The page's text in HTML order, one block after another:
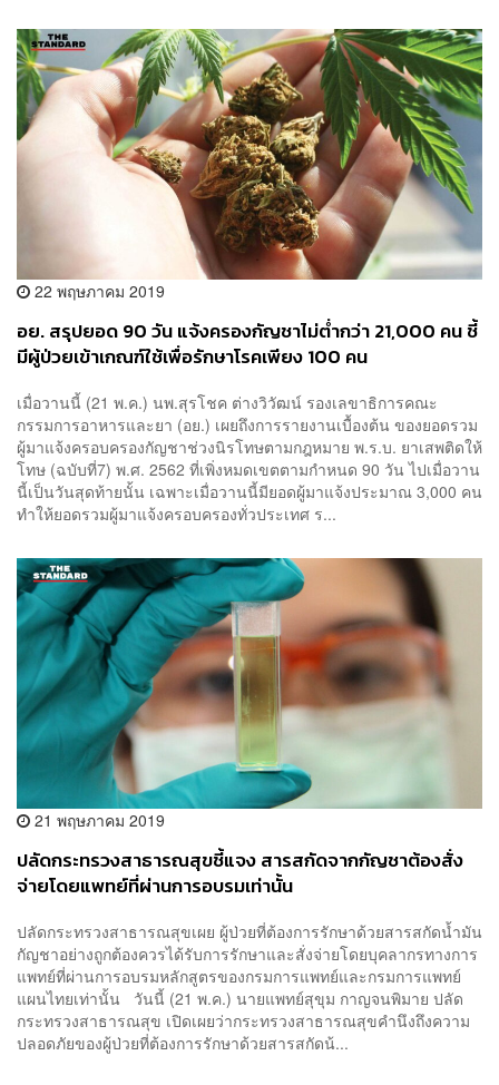
22 พฤษภาคม 2019
อย. สรุปยอด 90 วัน แจ้งครองกัญชาไม่ต่ำกว่า 21,000 คน ชี้
มีผู้ป่วยเข้าเกณฑ์ใช้เพื่อรักษาโรคเพียง 100 คน
เมื่อวานนี้ (21 พ.ค.) นพ.สุรโชค ต่างวิวัฒน์ รองเลขาธิการคณะ
กรรมการอาหารและยา (อย.) เผยถึงการรายงานเบื้องต้น ของยอดรวม
ผู้มาแจ้งครอบครองกัญชาช่วงนิรโทษตามกฎหมาย พ.ร.บ. ยาเสพติดให้
โทษ (ฉบับที่7) พ.ศ. 2562 ที่เพิ่งหมดเขตตามกำหนด 90 วัน ไปเมื่อวาน
นี้เป็นวันสุดท้ายนั้น เฉพาะเมื่อวานนี้มียอดผู้มาแจ้งประมาณ 3,000 คน
ทำให้ยอดรวมผู้มาแจ้งครอบครองทั่วประเทศ ร...
21 พฤษภาคม 2019
ปลัดกระทรวงสาธารณสุขชี้แจง สารสกัดจากกัญชาต้องสั่ง
จ่ายโดยแพทย์ที่ผ่านการอบรมเท่านั้น
ปลัดกระทรวงสาธารณสุขเผย ผู้ป่วยที่ต้องการรักษาด้วยสารสกัดน้ำมัน
กัญชาอย่างถูกต้องควรได้รับการรักษาและสั่งจ่ายโดยบุคลากรทางการ
แพทย์ที่ผ่านการอบรมหลักสูตรของกรมการแพทย์และกรมการแพทย์
แผนไทยเท่านั้น วันนี้ (21 พ.ค.) นายแพทย์สุขุม กาญจนพิมาย ปลัด
กระทรวงสาธารณสุข เปิดเผยว่ากระทรวงสาธารณสุขคำนึงถึงความ
ปลอดภัยของผู้ป่วยที่ต้องการรักษาด้วยสารสกัดน้...